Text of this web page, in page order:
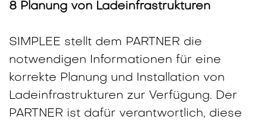
8 Planung von Ladeinfrastrukturen
SIMPLEE stellt dem PARTNER die
notwendigen Informationen für eine
korrekte Planung und Installation von
Ladeinfrastrukturen zur Verfügung. Der
PARTNER ist dafür verantwortlich, diese